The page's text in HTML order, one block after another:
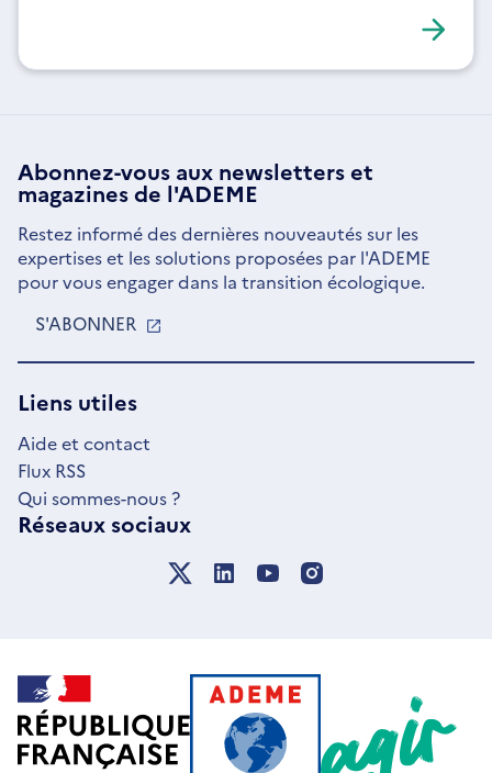
Abonnez-vous aux newsletterset
magazines de l'ADEME
Restez informé des dernières nouveautés sur les
expertises et les solutions proposées par l'ADEME
pour vous engager dans la transition écologique.
S'ABONNER
UNE
Liens utiles
Aide et contact
Flux RSS
Qui sommes-nous ?
Réseaux sociaux